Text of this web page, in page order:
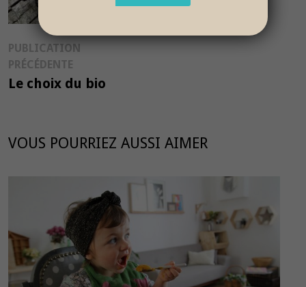
Navigation
de
PUBLICATION
PRÉCÉDENTE
précédente :
Le choix du bio
VOUS POURRIEZ AUSSI AIMER